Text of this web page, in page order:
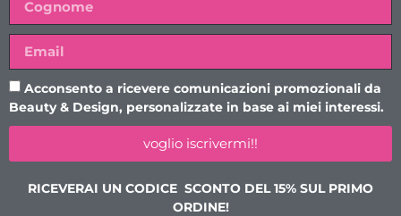
Acconsento a ricevere comunicazioni promozionali da
Beauty & Design, personalizzate in base ai miei interessi.
voglio iscrivermi!!
RICEVERAI UN CODICE SCONTO DEL 15% SUL PRIMO
ORDINE!